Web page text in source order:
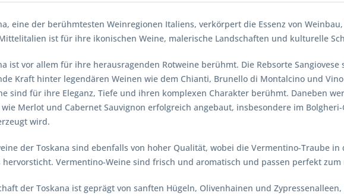
eine der berühmtesten Weinregionen Italiens, verkörpert die Essenz von
ist für ihre ikonischen Weine, malerische Landschaften und kulturelle
ist vor allem für ihre herausragenden Rotweine berühmt. Die Rebsorte
Kraft hinter legendären Weinen wie dem Chianti, Brunello di Montalcino und
sind für ihre Eleganz, Tiefe und ihren komplexen Charakter berühmt. Daneben
wie Merlot und Cabernet Sauvignon erfolgreich angebaut, insbesondere im
wird.
der Toskana sind ebenfalls von hoher Qualität, wobei die Vermentino-Traube
hervorsticht. Vermentino-Weine sind frisch und aromatisch und passen perfekt
der Toskana ist geprägt von sanften Hügeln, Olivenhainen und